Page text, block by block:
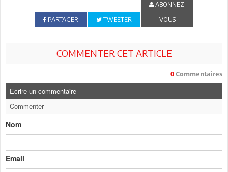
PARTAGER TWEETER
ABONNEZ-
VOUS
COMMENTER CET ARTICLE
0 Commentaires
Ecrire un commentaire
Commenter
Nom
Email